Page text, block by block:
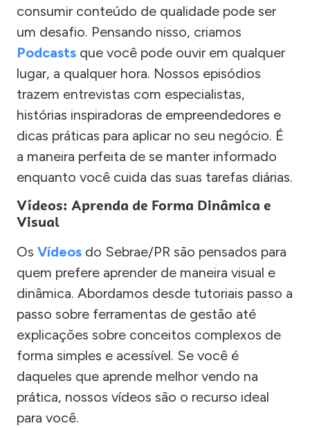
consumir conteúdo de qualidade pode ser
um desafio. Pensando nisso, criamos
Podcasts que você pode ouvir em qualquer
lugar, a qualquer hora. Nossos episódios
trazem entrevistas com especialistas,
histórias inspiradoras de empreendedores e
dicas práticas para aplicar no seu negócio. É
a maneira perfeita de se manter informado
enquanto você cuida das suas tarefas diárias.
Vídeos: Aprenda de Forma Dinâmica e
Visual
Os Vídeos do Sebrae/PR são pensados para
quem prefere aprender de maneira visual e
dinâmica. Abordamos desde tutoriais passo a
passo sobre ferramentas de gestão até
explicações sobre conceitos complexos de
forma simples e acessível. Se você é
daqueles que aprende melhor vendo na
prática, nossos vídeos são o recurso ideal
para você.